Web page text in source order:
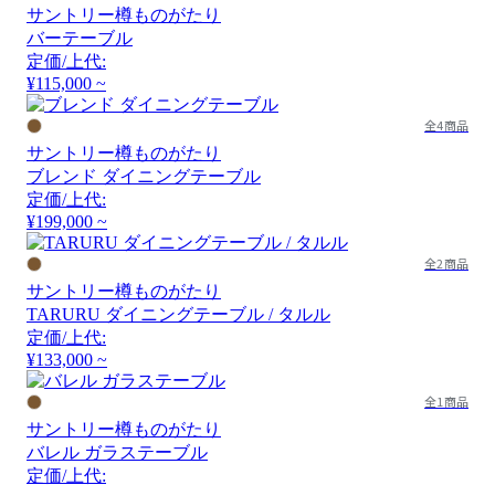
サントリー樽ものがたり
バーテーブル
定価/上代:
¥115,000 ~
全4商品
サントリー樽ものがたり
ブレンド ダイニングテーブル
定価/上代:
¥199,000 ~
全2商品
サントリー樽ものがたり
TARURU ダイニングテーブル / タルル
定価/上代:
¥133,000 ~
全1商品
サントリー樽ものがたり
バレル ガラステーブル
定価/上代: